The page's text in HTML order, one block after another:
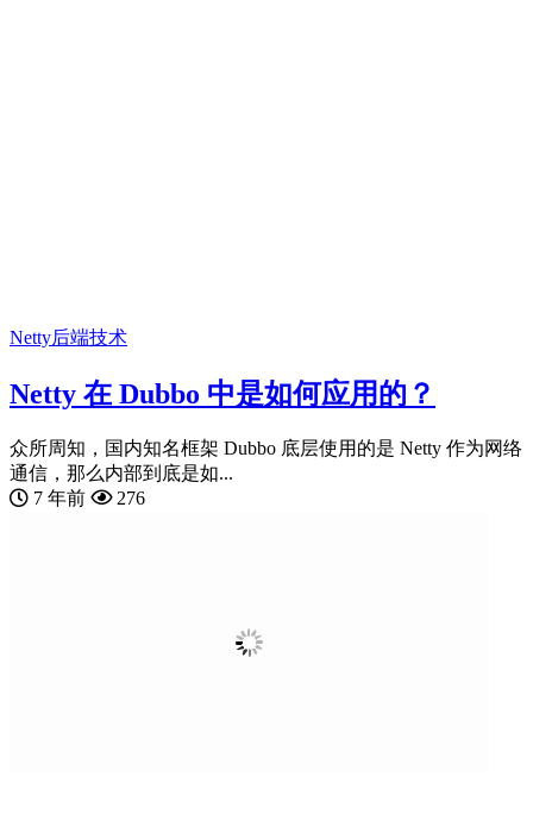
Netty后端技术
Netty 在 Dubbo 中是如何应用的？
众所周知，国内知名框架 Dubbo 底层使用的是 Netty 作为网络
通信，那么内部到底是如...
7 年前
276